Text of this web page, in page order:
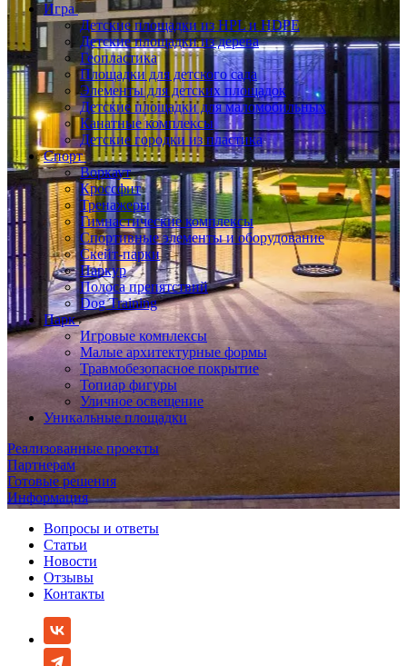
Игра
Детские площадки из HPL и HDPE
Детские площадки из дерева
Геопластика
Площадки для детского сада
Элементы для детских площадок
Детские площадки для маломобильных
Канатные комплексы
Детские городки из пластика
Спорт
Воркаут
Кроссфит
Тренажеры
Гимнастические комплексы
Спортивные элементы и оборудование
Скейт-парки
Паркур
Полоса препятствий
Dog Training
Парк
Игровые комплексы
Малые архитектурные формы
Травмобезопасное покрытие
Топиар фигуры
Уличное освещение
Уникальные площадки
Реализованные проекты
Партнерам
Готовые решения
Информация
Вопросы и ответы
Статьи
Новости
Отзывы
Контакты